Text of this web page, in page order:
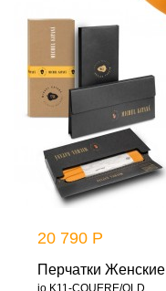
20 790 Р
Перчатки Женские
io.K11-COUERE/OLD